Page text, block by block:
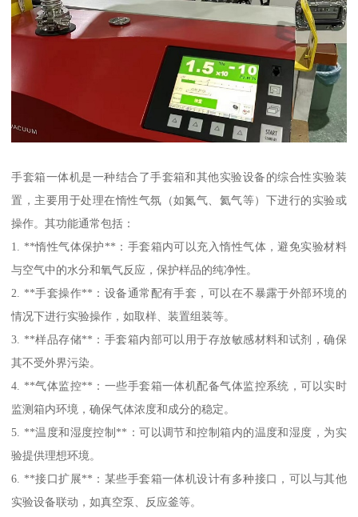
手套箱一体机是一种结合了手套箱和其他实验设备的综合性实验装
置，主要用于处理在惰性气氛（如氮气、氦气等）下进行的实验或
操作。其功能通常包括：
1. **惰性气体保护**：手套箱内可以充入惰性气体，避免实验材料
与空气中的水分和氧气反应，保护样品的纯净性。
2. **手套操作**：设备通常配有手套，可以在不暴露于外部环境的
情况下进行实验操作，如取样、装置组装等。
3. **样品存储**：手套箱内部可以用于存放敏感材料和试剂，确保
其不受外界污染。
4. **气体监控**：一些手套箱一体机配备气体监控系统，可以实时
监测箱内环境，确保气体浓度和成分的稳定。
5. **温度和湿度控制**：可以调节和控制箱内的温度和湿度，为实
验提供理想环境。
6. **接口扩展**：某些手套箱一体机设计有多种接口，可以与其他
实验设备联动，如真空泵、反应釜等。